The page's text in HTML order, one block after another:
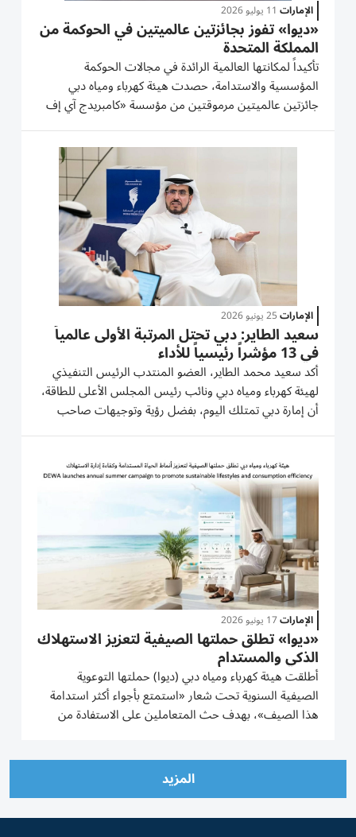
الإمارات 11 يوليو 2026
«ديوا» تفوز بجائزتين عالميتين في الحوكمة من
المملكة المتحدة
تأكيداً لمكانتها العالمية الرائدة في مجالات الحوكمة
المؤسسية والاستدامة، حصدت هيئة كهرباء ومياه دبي
جائزتين عالميتين مرموقتين من مؤسسة «كامبريدج آي إف
إيه» في المملكة المتحدة، وهما: جائزة أفضل إطار للحوكمة
المؤسسية لعام 2026، وجائزة التميز في الحوكمة البيئية
الإمارات25 يونيو 2026
سعيد الطاير: دبي تحتل المرتبة الأولى عالمياً
في 13 مؤشراً رئيسياً للأداء
أكد سعيد محمد الطاير، العضو المنتدب الرئيس التنفيذي
لهيئة كهرباء ومياه دبي ونائب رئيس المجلس الأعلى للطاقة،
أن إمارة دبي تمتلك اليوم، بفضل رؤية وتوجيهات صاحب
السموّ الشيخ محمد بن راشد آل مكتوم، نائب رئيس الدولة
تحتية...
الإمارات17 يونيو 2026
«ديوا» تطلق حملتها الصيفية لتعزيز الاستهلاك
الذكي والمستدام
أطلقت هيئة كهرباء ومياه دبي (ديوا) حملتها التوعوية
الصيفية السنوية تحت شعار «استمتع بأجواء أكثر استدامة
هذا الصيف»، بهدف حث المتعاملين على الاستفادة من
المزيد